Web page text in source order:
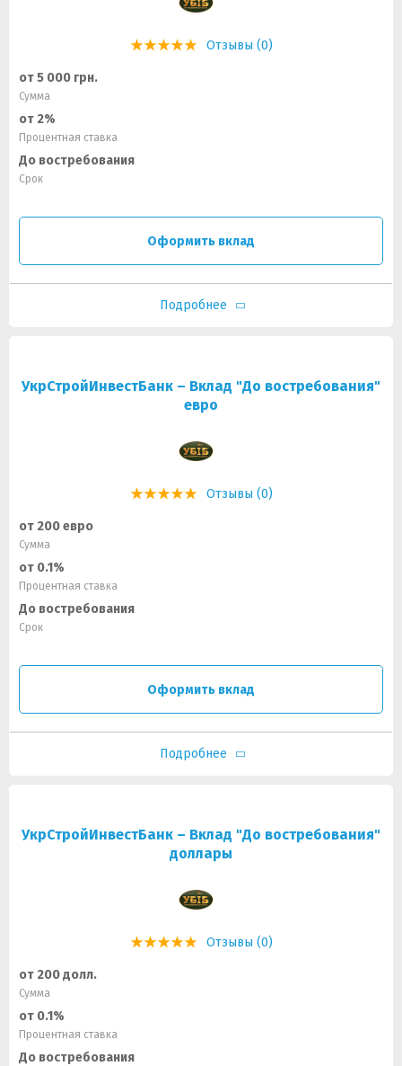
Отзывы (0)
от 5 000 грн.
Сумма
от 2%
Процентная ставка
До востребования
Срок
Оформить вклад
Подробнее
УкрСтройИнвестБанк – Вклад "До востребования"
евро
Отзывы (0)
от 200 евро
Сумма
от 0.1%
Процентная ставка
До востребования
Срок
Оформить вклад
Подробнее
УкрСтройИнвестБанк – Вклад "До востребования"
доллары
Отзывы (0)
от 200 долл.
Сумма
от 0.1%
Процентная ставка
До востребования